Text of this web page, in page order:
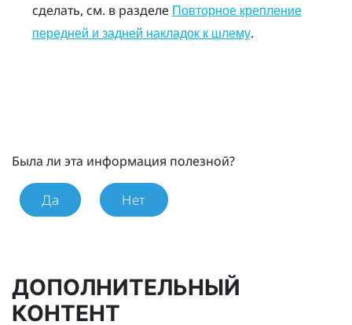
сделать, см. в разделе Повторное крепление
передней и задней накладок к шлему.
Была ли эта информация полезной?
Да Нет
ДОПОЛНИТЕЛЬНЫЙ
КОНТЕНТ